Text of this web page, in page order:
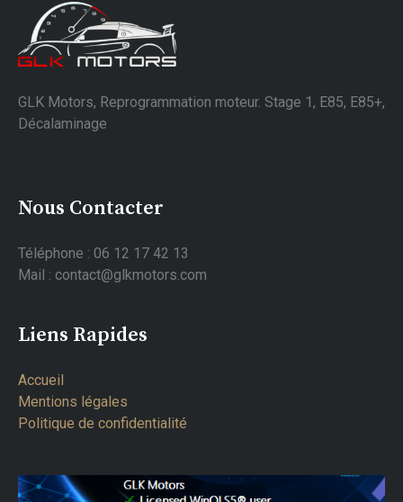
GLK Motors, Reprogrammation moteur. Stage 1, E85, E85+,
Décalaminage
Nous Contacter
Téléphone : 06 12 17 42 13
Mail : contact@glkmotors.com
Liens Rapides
Accueil
Mentions légales
Politique de confidentialité